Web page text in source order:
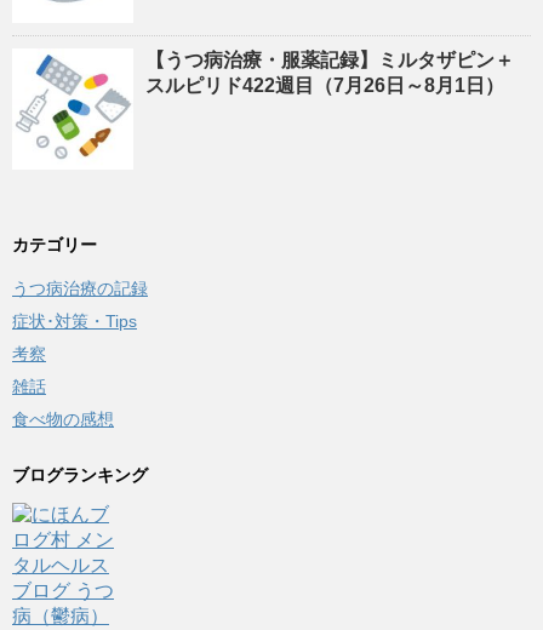
【うつ病治療・服薬記録】ミルタザピン＋
スルピリド422週目（7月26日～8月1日）
カテゴリー
うつ病治療の記録
症状･対策・Tips
考察
雑話
食べ物の感想
ブログランキング